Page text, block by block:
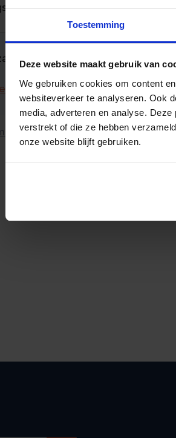
Toestemming
Deze website maakt gebruik van
We gebruiken cookies om content
websiteverkeer te analyseren. Ook
media, adverteren en analyse.
verstrekt of die ze hebben
onze website blijft gebruiken.
goed regelen?
een 9.0 uit 10 op basis van